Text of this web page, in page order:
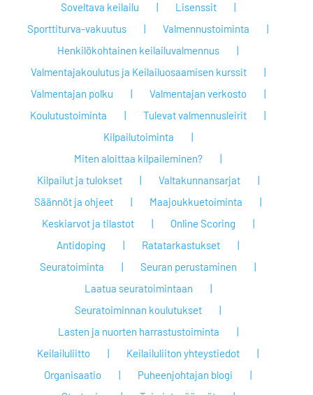
Soveltava keilailu
Lisenssit
Sporttiturva-vakuutus
Valmennustoiminta
Henkilökohtainen keilailuvalmennus
Valmentajakoulutus ja Keilailuosaamisen kurssit
Valmentajan polku
Valmentajan verkosto
Koulutustoiminta
Tulevat valmennusleirit
Kilpailutoiminta
Miten aloittaa kilpaileminen?
Kilpailut ja tulokset
Valtakunnansarjat
Säännöt ja ohjeet
Maajoukkuetoiminta
Keskiarvot ja tilastot
Online Scoring
Antidoping
Ratatarkastukset
Seuratoiminta
Seuran perustaminen
Laatua seuratoimintaan
Seuratoiminnan koulutukset
Lasten ja nuorten harrastustoiminta
Keilailuliitto
Keilailuliiton yhteystiedot
Organisaatio
Puheenjohtajan blogi